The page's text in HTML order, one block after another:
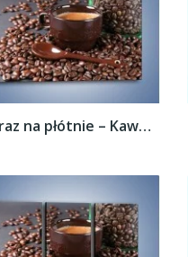
Obraz na płótnie – Kawa w ciemnej...